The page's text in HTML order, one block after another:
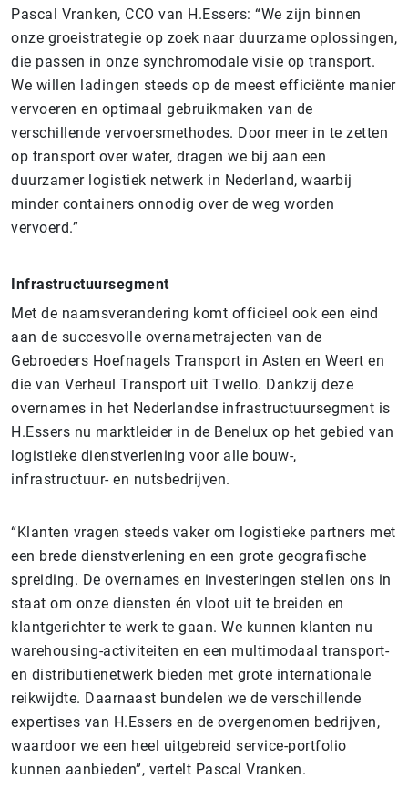
Pascal Vranken, CCO van H.Essers: “We zijn binnen
onze groeistrategie op zoek naar duurzame oplossingen,
die passen in onze synchromodale visie op transport.
We willen ladingen steeds op de meest efficiënte manier
vervoeren en optimaal gebruikmaken van de
verschillende vervoersmethodes. Door meer in te zetten
op transport over water, dragen we bij aan een
duurzamer logistiek netwerk in Nederland, waarbij
minder containers onnodig over de weg worden
vervoerd.”
Infrastructuursegment
Met de naamsverandering komt officieel ook een eind
aan de succesvolle overnametrajecten van de
Gebroeders Hoefnagels Transport in Asten en Weert en
die van Verheul Transport uit Twello. Dankzij deze
overnames in het Nederlandse infrastructuursegment is
H.Essers nu marktleider in de Benelux op het gebied van
logistieke dienstverlening voor alle bouw-,
infrastructuur- en nutsbedrijven.
“Klanten vragen steeds vaker om logistieke partners met
een brede dienstverlening en een grote geografische
spreiding. De overnames en investeringen stellen ons in
staat om onze diensten én vloot uit te breiden en
klantgerichter te werk te gaan. We kunnen klanten nu
warehousing-activiteiten en een multimodaal transport-
en distributienetwerk bieden met grote internationale
reikwijdte. Daarnaast bundelen we de verschillende
expertises van H.Essers en de overgenomen bedrijven,
waardoor we een heel uitgebreid service-portfolio
kunnen aanbieden”, vertelt Pascal Vranken.